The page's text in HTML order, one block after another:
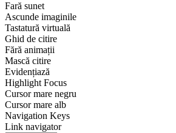
Fară sunet
Ascunde imaginile
Tastatură virtuală
Ghid de citire
Fără animații
Mască citire
Evidențiază
Highlight Focus
Cursor mare negru
Cursor mare alb
Navigation Keys
Link navigator